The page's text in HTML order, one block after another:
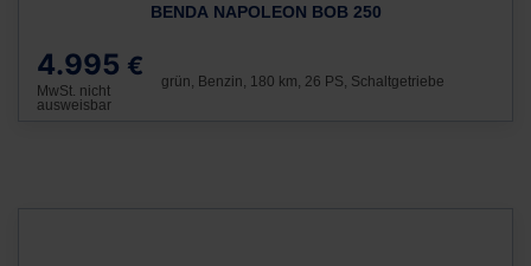
BENDA NAPOLEON BOB 250
4.995 €
MwSt. nicht
ausweisbar
grün, Benzin, 180 km, 26 PS, Schaltgetriebe